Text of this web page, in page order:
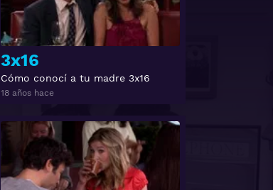
3x16
Cómo conocí a tu madre 3x16
18 años hace
Ver